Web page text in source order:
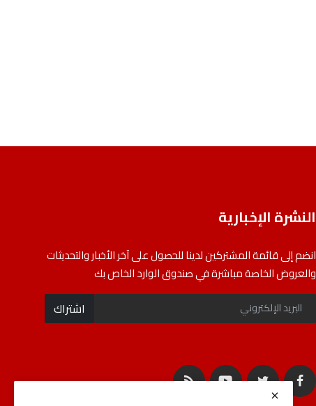
النشرة الإخبارية
انضم إلى قائمة المشتركين لدينا للحصول على آخر الأخبار والتحديثات
والعروض الخاصة مباشرة في صندوق الوارد الخاص بك
اشتراك